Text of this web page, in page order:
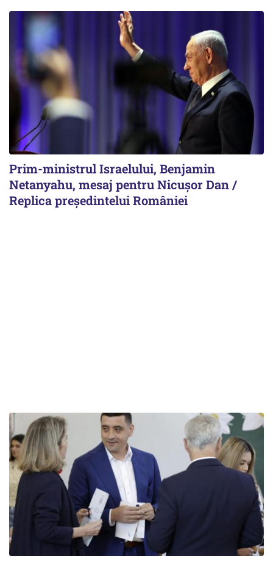
Prim-ministrul Israelului, Benjamin
Netanyahu, mesaj pentru Nicușor Dan /
Replica președintelui României